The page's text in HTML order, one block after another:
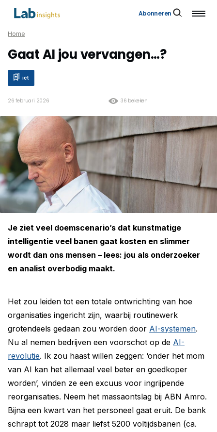
Abonneren
Home
Gaat AI jou vervangen…?
ict
36 bekeken
26 februari 2026
Je ziet veel doemscenario’s dat kunstmatige
intelligentie veel banen gaat kosten en slimmer
wordt dan ons mensen – lees: jou als onderzoeker
en analist overbodig maakt.
Het zou leiden tot een totale ontwrichting van hoe
organisaties ingericht zijn, waarbij routinewerk
grotendeels gedaan zou worden door AI-systemen.
Nu al nemen bedrijven een voorschot op de AI-
revolutie. Ik zou haast willen zeggen: ‘onder het mom
van AI kan het allemaal veel beter en goedkoper
worden’, vinden ze een excuus voor ingrijpende
reorganisaties. Neem het massaontslag bij ABN Amro.
Bijna een kwart van het personeel gaat eruit. De bank
schrapt tot 2028 maar liefst 5200 voltijdsbanen (ca.